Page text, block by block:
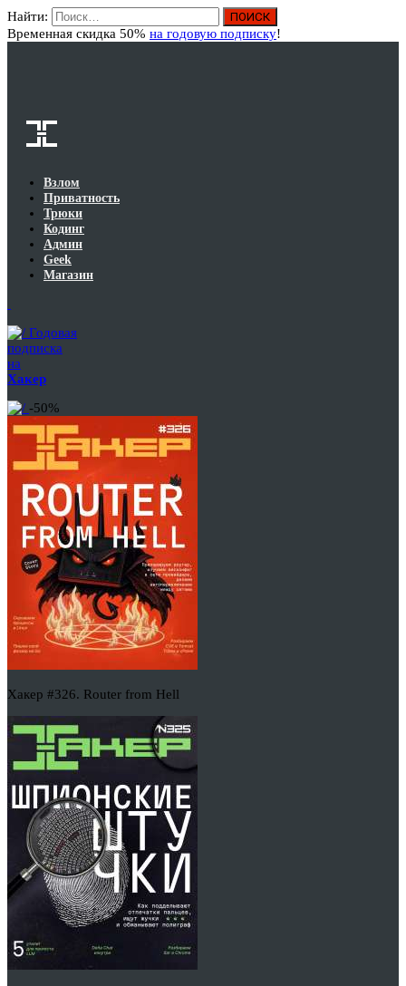
Найти:
Временная скидка 50% на годовую подписку!
Взлом
Приватность
Трюки
Кодинг
Админ
Geek
Магазин
Годовая
подписка
на
Хакер
-50%
Хакер #326. Router from Hell